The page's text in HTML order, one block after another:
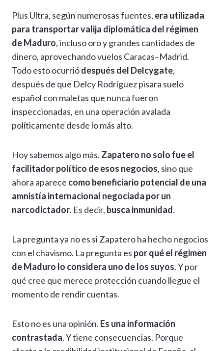
Plus Ultra, según numerosas fuentes, era utilizada
para transportar valija diplomática del régimen
de Maduro, incluso oro y grandes cantidades de
dinero, aprovechando vuelos Caracas–Madrid.
Todo esto ocurriódespués del Delcygate,
después de que Delcy Rodríguez pisara suelo
español con maletas que nunca fueron
inspeccionadas, en una operación avalada
políticamente desde lo más alto.
Hoy sabemos algo más. Zapatero no solo fue el
facilitador político de esos negocios, sino que
ahora aparece como beneficiario potencial de una
amnistía internacional negociada por un
narcodictador. Es decir, busca inmunidad.
La pregunta ya no es si Zapatero ha hecho negocios
con el chavismo. La pregunta es por qué el régimen
de Maduro lo considera uno de los suyos. Y por
qué cree que merece protección cuando llegue el
momento de rendir cuentas.
Esto no es una opinión. Es una información
contrastada. Y tiene consecuencias. Porque